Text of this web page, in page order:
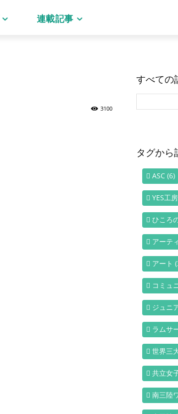
連載記事
3100
すべての
タグから
ASC (6)
YES工房
ひころ
アーテ
アート
コミュ
ジュニ
ラムサ
世界三
共立女
南三陸